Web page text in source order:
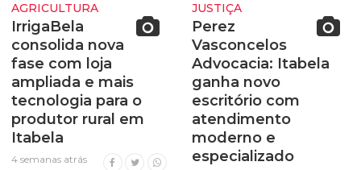
AGRICULTURA
IrrigaBela
consolida nova
fase com loja
ampliada e mais
tecnologia para o
produtor rural em
Itabela
4 semanas atrás
JUSTIÇA
Perez
Vasconcelos
Advocacia: Itabela
ganha novo
escritório com
atendimento
moderno e
especializado